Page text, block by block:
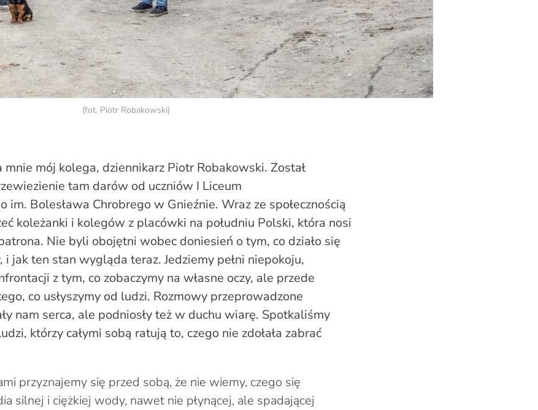
(fot. Piotr Robakowski)
mnie mój kolega, dziennikarz Piotr Robakowski. Został
tam darów od uczniów I Liceum
im. Bolesława Chrobrego w Gnieźnie. Wraz ze społecznością
koleżanki i kolegów z placówki na południu Polski, która nosi
Nie byli obojętni wobec doniesień o tym, co działo się
i jak ten stan wygląda teraz. Jedziemy pełni niepokoju,
z tym, co zobaczymy na własne oczy, ale przede
co usłyszymy od ludzi. Rozmowy przeprowadzone
nam serca, ale podniosły też w duchu wiarę. Spotkaliśmy
którzy całymi sobą ratują to, czego nie zdołała zabrać
przyznajemy się przed sobą, że nie wiemy, czego się
silnej i ciężkiej wody, nawet nie płynącej, ale spadającej